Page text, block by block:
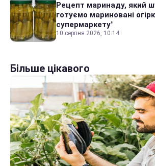
Рецепт маринаду, який
готуємо мариновані
супермаркету"
10 серпня 2026, 10:14
Більше цікавого